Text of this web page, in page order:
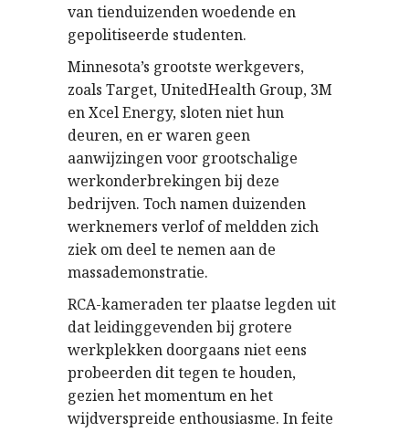
van tienduizenden woedende en
gepolitiseerde studenten.
Minnesota’s grootste werkgevers,
zoals Target, UnitedHealth Group, 3M
en Xcel Energy, sloten niet hun
deuren, en er waren geen
aanwijzingen voor grootschalige
werkonderbrekingen bij deze
bedrijven. Toch namen duizenden
werknemers verlof of meldden zich
ziek om deel te nemen aan de
massademonstratie.
RCA-kameraden ter plaatse legden uit
dat leidinggevenden bij grotere
werkplekken doorgaans niet eens
probeerden dit tegen te houden,
gezien het momentum en het
wijdverspreide enthousiasme. In feite